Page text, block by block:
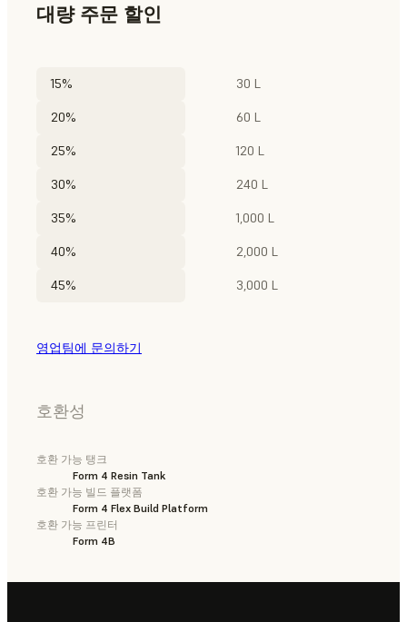
대량 주문 할인
15% 30 L
20% 60 L
25% 120 L
30% 240 L
35% 1,000 L
40% 2,000 L
45% 3,000 L
영업팀에 문의하기
호환성
호환 가능 탱크
Form 4 Resin Tank
호환 가능 빌드 플랫폼
Form 4 Flex Build Platform
호환 가능 프린터
Form 4B